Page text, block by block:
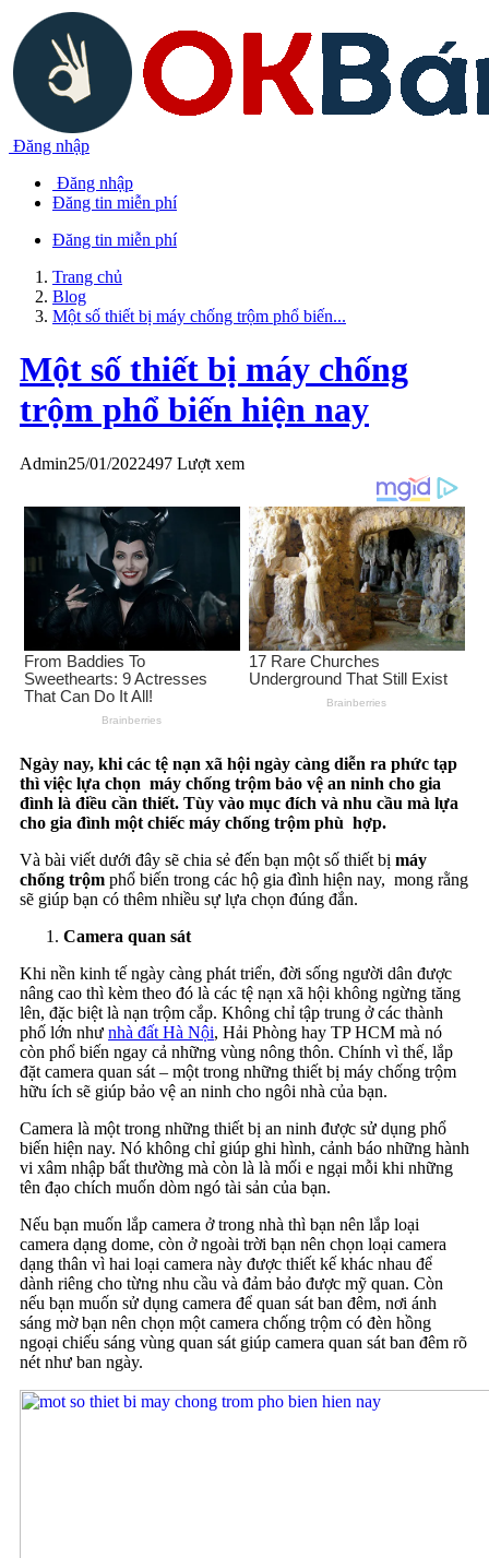
Đăng nhập
Đăng nhập
Đăng tin miễn phí
Đăng tin miễn phí
Trang chủ
Blog
Một số thiết bị máy chống trộm phổ biến...
Một số thiết bị máy chống
trộm phổ biến hiện nay
Admin25/01/2022497 Lượt xem
Ngày nay, khi các tệ nạn xã hội ngày càng diễn ra phức tạp
thì việc lựa chọn máy chống trộm bảo vệ an ninh cho gia
đình là điều cần thiết. Tùy vào mục đích và nhu cầu mà lựa
cho gia đình một chiếc máy chống trộm phù hợp.
Và bài viết dưới đây sẽ chia sẻ đến bạn một số thiết bị máy
chống trộm phổ biến trong các hộ gia đình hiện nay, mong rằng
sẽ giúp bạn có thêm nhiều sự lựa chọn đúng đắn.
Camera quan sát
Khi nền kinh tế ngày càng phát triển, đời sống người dân được
nâng cao thì kèm theo đó là các tệ nạn xã hội không ngừng tăng
lên, đặc biệt là nạn trộm cắp. Không chỉ tập trung ở các thành
phố lớn như nhà đất Hà Nội, Hải Phòng hay TP HCM mà nó
còn phổ biến ngay cả những vùng nông thôn. Chính vì thế, lắp
đặt camera quan sát – một trong những thiết bị máy chống trộm
hữu ích sẽ giúp bảo vệ an ninh cho ngôi nhà của bạn.
Camera là một trong những thiết bị an ninh được sử dụng phổ
biến hiện nay. Nó không chỉ giúp ghi hình, cảnh báo những hành
vi xâm nhập bất thường mà còn là là mối e ngại mỗi khi những
tên đạo chích muốn dòm ngó tài sản của bạn.
Nếu bạn muốn lắp camera ở trong nhà thì bạn nên lắp loại
camera dạng dome, còn ở ngoài trời bạn nên chọn loại camera
dạng thân vì hai loại camera này được thiết kế khác nhau để
dành riêng cho từng nhu cầu và đảm bảo được mỹ quan. Còn
nếu bạn muốn sử dụng camera để quan sát ban đêm, nơi ánh
sáng mờ bạn nên chọn một camera chống trộm có đèn hồng
ngoại chiếu sáng vùng quan sát giúp camera quan sát ban đêm rõ
nét như ban ngày.